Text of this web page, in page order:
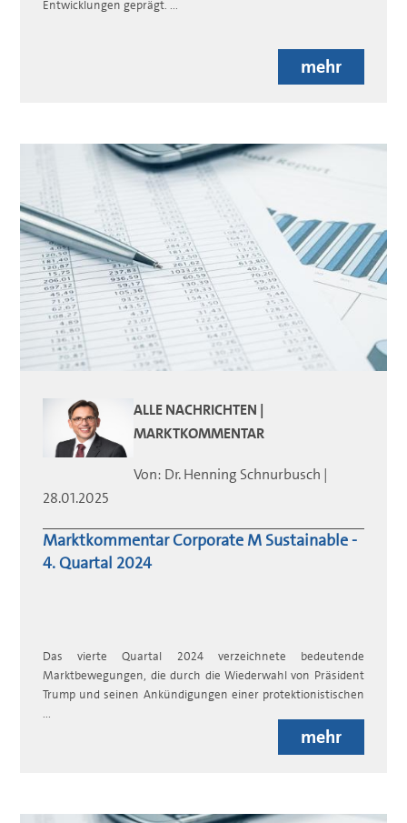
Entwicklungen geprägt. ...
mehr
ALLE NACHRICHTEN |
MARKTKOMMENTAR
Von: Dr. Henning Schnurbusch |
28.01.2025
Marktkommentar Corporate M Sustainable -
4. Quartal 2024
Das vierte Quartal 2024 verzeichnete bedeutende
Marktbewegungen, die durch die Wiederwahl von Präsident
Trump und seinen Ankündigungen einer protektionistischen
...
mehr